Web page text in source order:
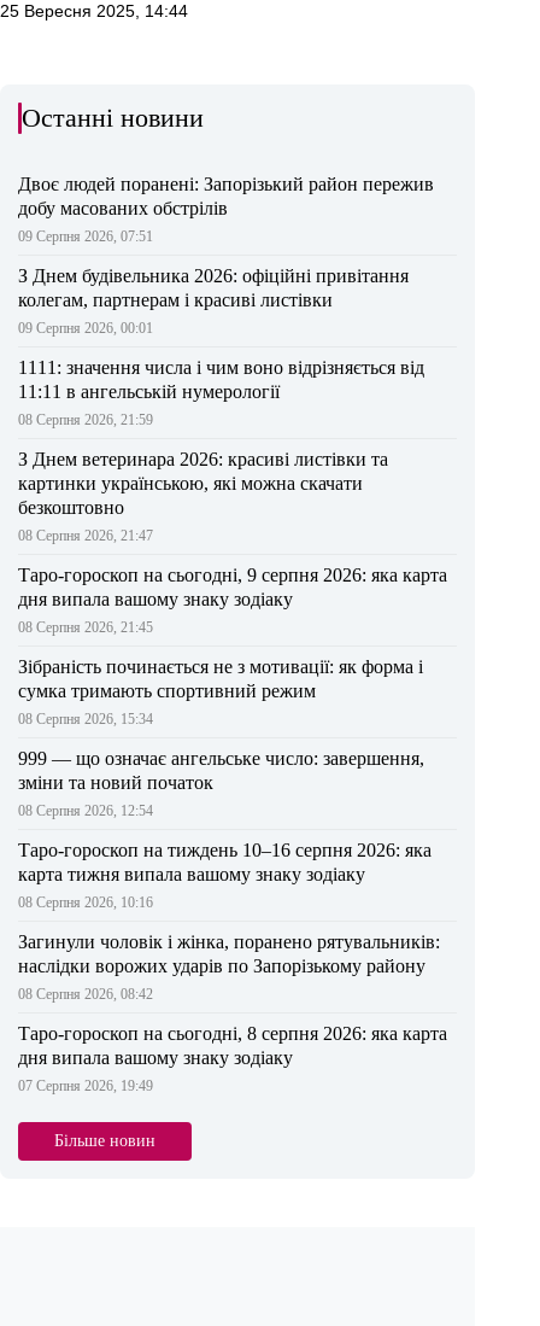
25 Вересня 2025, 14:44
Останні новини
Двоє людей поранені: Запорізький район пережив
добу масованих обстрілів
09 Серпня 2026, 07:51
З Днем будівельника 2026: офіційні привітання
колегам, партнерам і красиві листівки
09 Серпня 2026, 00:01
1111: значення числа і чим воно відрізняється від
11:11 в ангельській нумерології
08 Серпня 2026, 21:59
З Днем ветеринара 2026: красиві листівки та
картинки українською, які можна скачати
безкоштовно
08 Серпня 2026, 21:47
Таро-гороскоп на сьогодні, 9 серпня 2026: яка карта
дня випала вашому знаку зодіаку
08 Серпня 2026, 21:45
Зібраність починається не з мотивації: як форма і
сумка тримають спортивний режим
08 Серпня 2026, 15:34
999 — що означає ангельське число: завершення,
зміни та новий початок
08 Серпня 2026, 12:54
Таро-гороскоп на тиждень 10–16 серпня 2026: яка
карта тижня випала вашому знаку зодіаку
08 Серпня 2026, 10:16
Загинули чоловік і жінка, поранено рятувальників:
наслідки ворожих ударів по Запорізькому району
08 Серпня 2026, 08:42
Таро-гороскоп на сьогодні, 8 серпня 2026: яка карта
дня випала вашому знаку зодіаку
07 Серпня 2026, 19:49
Більше новин